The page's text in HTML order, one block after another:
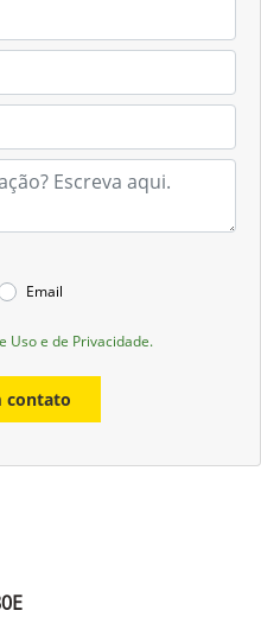
Email
Uso e de Privacidade.
contato